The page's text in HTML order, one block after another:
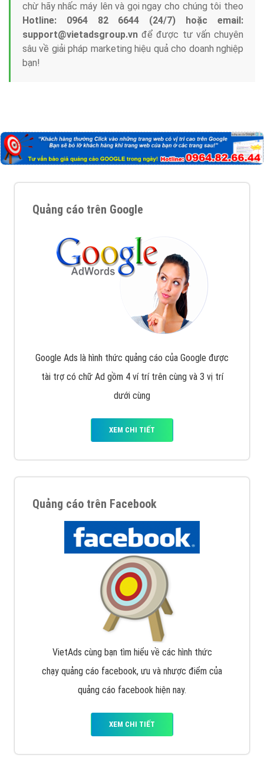
chừ hãy nhấc máy lên và gọi ngay cho chúng tôi theo
Hotline: 0964 82 6644 (24/7) hoặc email:
support@vietadsgroup.vn để được tư vấn chuyên
sâu về giải pháp marketing hiệu quả cho doanh nghiệp
bạn!
Quảng cáo trên Google
Google Ads là hình thức quảng cáo của Google được
tài trợ có chữ Ad gồm 4 ví trí trên cùng và 3 vị trí
dưới cùng
XEM CHI TIẾT
Quảng cáo trên Facebook
VietAds cùng bạn tìm hiểu về các hình thức
chạy quảng cáo facebook, ưu và nhược điểm của
quảng cáo facebook hiện nay.
XEM CHI TIẾT